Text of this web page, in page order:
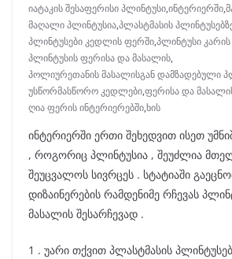
იატაკის შესაფერისი პლინტუსი,ინტერიერში,
მაღალი პლინტუსია,პლასტმასის
პლინტუსები კედლის ფერში,პლინტუსი
პლინტუსის ფერისა და მასალის,
პოლიურეთანის მასალისგან დამზადებული
უსწორმასწორო კედლები,ფერისა და
ღია ფერის ინტერიერებში,ხის
ინტერიერში ერთი შეხედვით ისეთ
, როგორიც პლინტუსია , შეუძლია
შეუცვალოს სივრცეს . სტატიაში
დიზაინერების რამდენიმე რჩევას
მასალის შესარჩევად .
1 . უარი თქვით პლასტმასის